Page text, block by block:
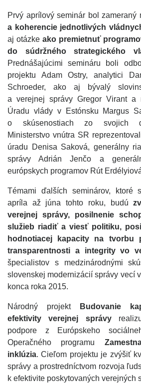
Prvý aprílový seminár bol zameraný
a koherencie jednotlivých
aj otázke ako premietnuť
do súdržného strategického
Prednášajúcimi semináru boli
projektu Adam Ostry, analytici
Schroeder, ako aj bývalý
a verejnej správy Gregor Virant a
Úradu vlády v Estónsku Margus
o skúsenostiach zo svojich
Ministerstvo vnútra SR
úradu Denisa Saková, generálny
správy Adrián Jenčo a
európskych programov Rút
Témami ďalších seminárov, ktoré
apríla až júna tohto roku, budúz
verejnej správy, posilnenie
služieb riadiť a viesť politiku,
hodnotiacej kapacity na tvorbu
transparentnosti a integrity vo
špecialistov s medzinárodnými
slovenskej modernizácií správy vecí
konca roka 2015.
Národný projektBudovanie
efektivity verejnej správy
podpore z Európskeho
Operačného programu
inklúzia. Cieľom projektu je zvýšiť
správy a prostredníctvom rozvoja
k efektivite poskytovaných verejných